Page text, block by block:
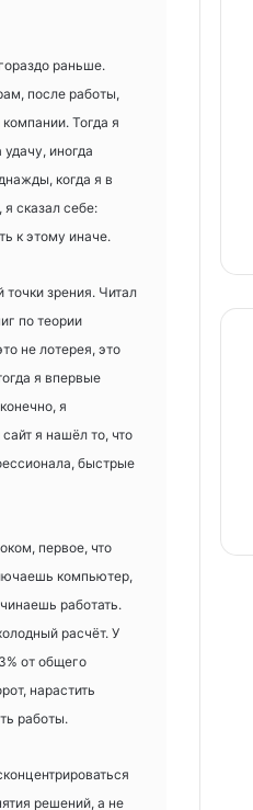
раньше.
после работы,
Тогда я
иногда
когда я в
сказал себе:
к этому иначе.
точки зрения. Читал
по теории
не лотерея, это
я впервые
я
я нашёл то, что
быстрые
первое, что
компьютер,
работать.
расчёт. У
от общего
нарастить
работы.
решений, а не